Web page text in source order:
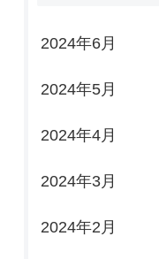
2024年6月
2024年5月
2024年4月
2024年3月
2024年2月